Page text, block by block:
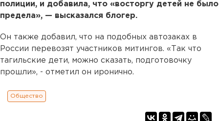
полиции, и добавила, что «восторгу детей не было
предела», — высказался блогер.
Он также добавил, что на подобных автозаках в
России перевозят участников митингов. «Так что
тагильские дети, можно сказать, подготовочку
прошли», - отметил он иронично.
Общество